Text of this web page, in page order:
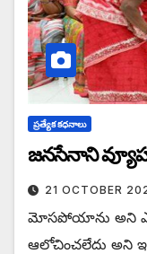
ప్రత్యేక కధనాలు
జనసేనాని
21 OCTOBER
మోసపోయాను అని
ఆలోచించలేదు అని